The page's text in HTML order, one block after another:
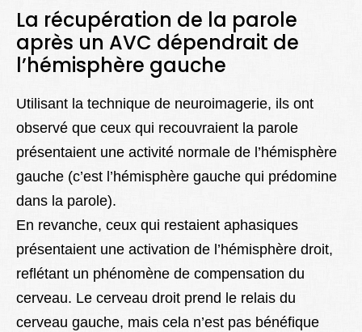
La récupération de la parole
après un AVC dépendrait de
l’hémisphère gauche
Utilisant la technique de neuroimagerie, ils ont
observé que ceux qui recouvraient la parole
présentaient une activité normale de l’hémisphère
gauche (c’est l’hémisphère gauche qui prédomine
dans la parole).
En revanche, ceux qui restaient aphasiques
présentaient une activation de l’hémisphère droit,
reflétant un phénomène de compensation du
cerveau. Le cerveau droit prend le relais du
cerveau gauche, mais cela n’est pas bénéfique